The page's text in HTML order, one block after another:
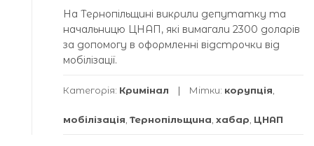
На Тернопільщині викрили депутатку та
начальницю ЦНАП, які вимагали 2300 доларів
за допомогу в оформленні відстрочки від
мобілізації.
Категорія: Кримінал Мітки: корупція
мобілізація Тернопільщина хабар ЦНАП